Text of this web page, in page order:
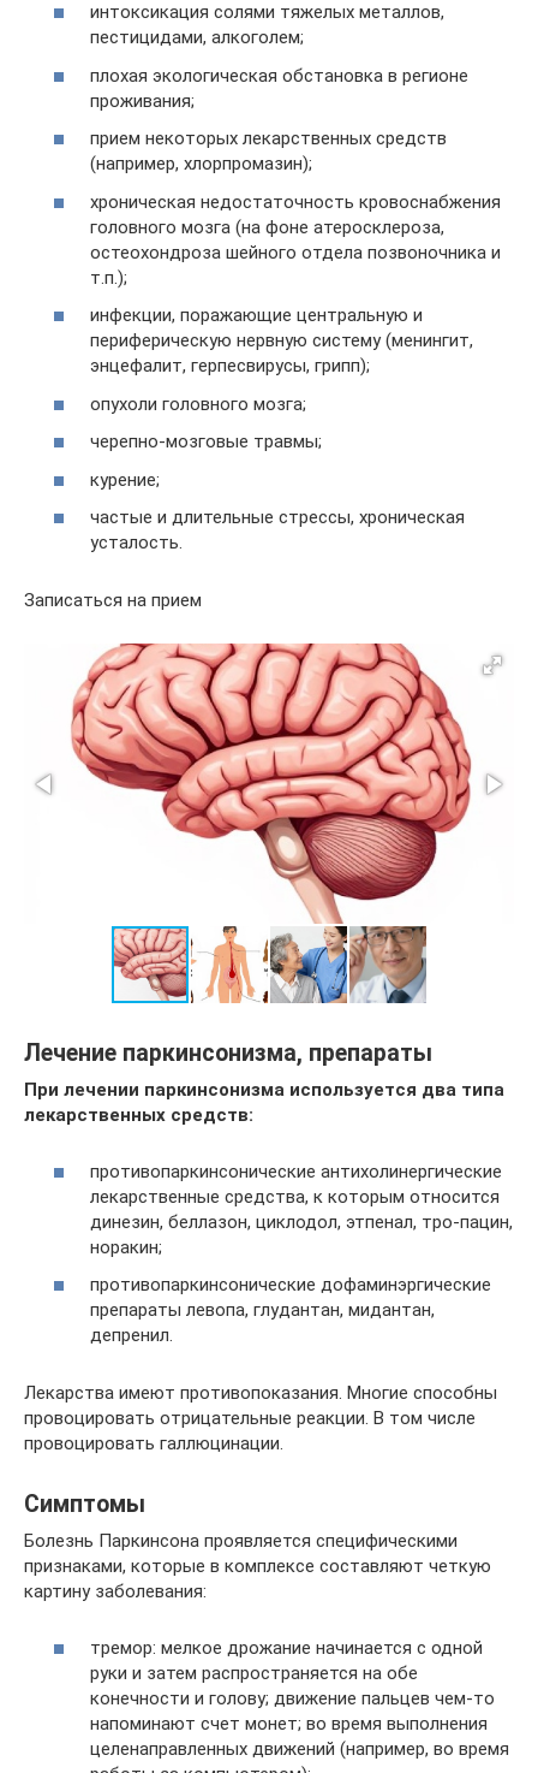
интоксикация солями тяжелых металлов,
пестицидами, алкоголем;
плохая экологическая обстановка в регионе
проживания;
прием некоторых лекарственных средств
(например, хлорпромазин);
хроническая недостаточность кровоснабжения
головного мозга (на фоне атеросклероза,
остеохондроза шейного отдела позвоночника и
т.п.);
инфекции, поражающие центральную и
периферическую нервную систему (менингит,
энцефалит, герпесвирусы, грипп);
опухоли головного мозга;
черепно-мозговые травмы;
курение;
частые и длительные стрессы, хроническая
усталость.
Записаться на прием
Лечение паркинсонизма, препараты
При лечении паркинсонизма используется два типа
лекарственных средств:
противопаркинсонические антихолинергические
лекарственные средства, к которым относится
динезин, беллазон, циклодол, этпенал, тро-пацин,
норакин;
противопаркинсонические дофаминэргические
препараты левопа, глудантан, мидантан,
депренил.
Лекарства имеют противопоказания. Многие способны
провоцировать отрицательные реакции. В том числе
провоцировать галлюцинации.
Симптомы
Болезнь Паркинсона проявляется специфическими
признаками, которые в комплексе составляют четкую
картину заболевания:
тремор: мелкое дрожание начинается с одной
руки и затем распространяется на обе
конечности и голову; движение пальцев чем-то
напоминают счет монет; во время выполнения
целенаправленных движений (например, во время